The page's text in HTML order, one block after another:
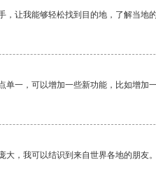
，让我能够轻松找到目的地，了解当地的
单一，可以增加一些新功能，比如增加
大，我可以结识到来自世界各地的朋友。